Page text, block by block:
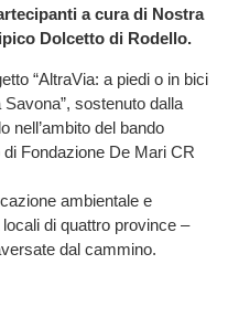
a cura di Nostra
Dolcetto di Rodello.
“AltraVia: a piedi o in bici
sostenuto dalla
nell’ambito del bando
Fondazione De Mari CR
ambientale e
di quattro province –
dal cammino.